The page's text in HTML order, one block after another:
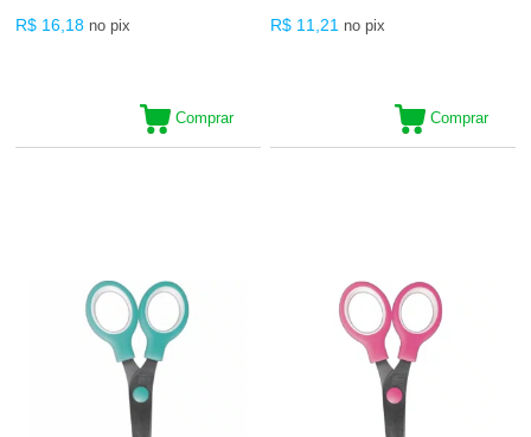
R$ 16,18 no pix
Comprar
R$ 11,21 no pix
Comprar